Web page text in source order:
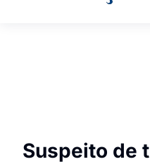
Suspeito de